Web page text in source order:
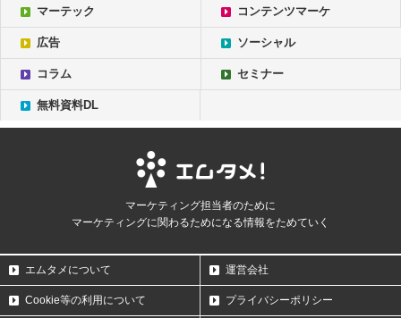
マーテック コンテンツマーケ
広告 ソーシャル
コラム セミナー
無料資料DL
マーケティング担当者のために
マーケティングに関わるためになる情報をためていく
エムタメについて 運営会社
Cookie等の利用について プライバシーポリシー